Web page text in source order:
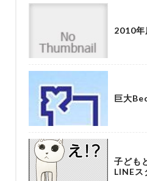
2010
巨大
子ども
LINEス